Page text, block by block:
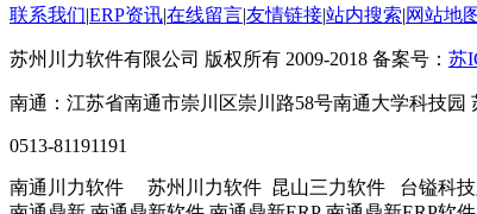
联系我们|ERP资讯|在线留言|友情链接|站内搜索|网站地
苏州川力软件有限公司 版权所有 2009-2018 备案号： 苏
南通：江苏省南通市崇川区崇川路58号南通大学科技园
0513-81191191
南通川力软件 苏州川力软件 昆山三力软件 台镒科